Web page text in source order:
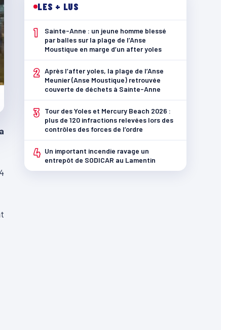
LES + LUS
1
Sainte-Anne : un jeune homme blessé
par balles sur la plage de l’Anse
Moustique en marge d’un after yoles
2 Après l’after yoles, la plage de l’Anse
Meunier (Anse Moustique) retrouvée
couverte de déchets à Sainte-Anne
3
Tour des Yoles et Mercury Beach 2026 :
plus de 120 infractions relevées lors des
contrôles des forces de l’ordre
4 Un important incendie ravage un
entrepôt de SODICAR au Lamentin